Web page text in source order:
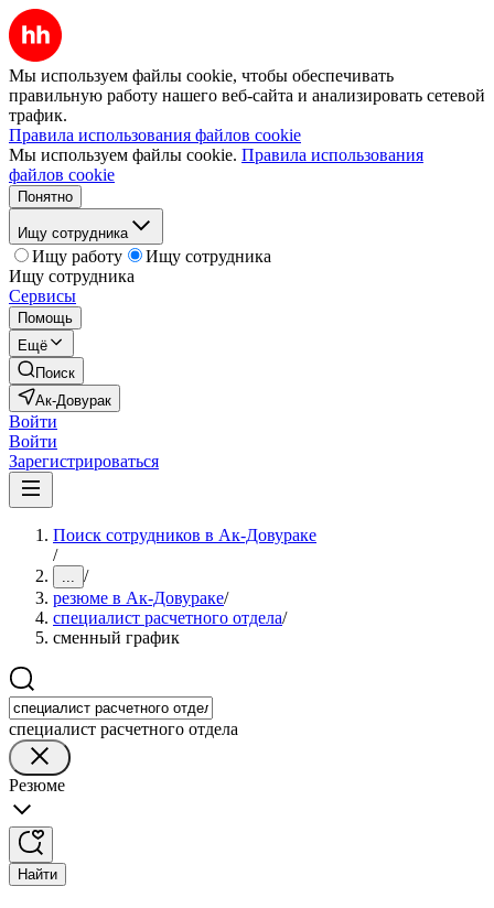
Мы используем файлы cookie, чтобы обеспечивать
правильную работу нашего веб-сайта и анализировать сетевой
трафик.
Правила использования файлов cookie
Мы используем файлы cookie. Правила использования
файлов cookie
Понятно
Ищу сотрудника
Ищу работу
Ищу сотрудника
Ищу сотрудника
Сервисы
Помощь
Ещё
Поиск
Ак-Довурак
Войти
Войти
Зарегистрироваться
Поиск сотрудников в Ак-Довураке
/
... /
резюме в Ак-Довураке/
специалист расчетного отдела/
сменный график
специалист расчетного отдела
Резюме
Найти